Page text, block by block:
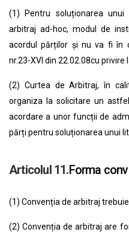
(1) Pentru soluționarea
arbitraj ad-hoc, modul de
acordul părților și nu va fi în
nr.23-XVI din 22.02.08cu privire
(2) Curtea de Arbitraj, în
organiza la solicitare un
acordare a unor funcții de
părți pentru soluționarea unui
Articolul 11.Forma
(1) Convenția de arbitraj trebuie
(2) Convenția de arbitraj are